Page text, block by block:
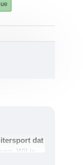
dat
Wil je